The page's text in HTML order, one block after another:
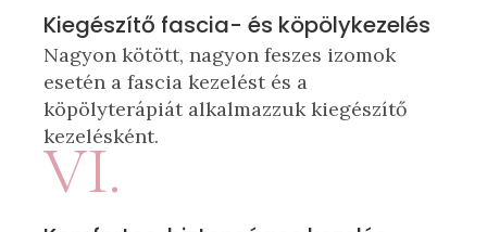
Kiegészítő fascia- és köpölykezelés
Nagyon kötött, nagyon feszes izomok
esetén a fascia kezelést és a
köpölyterápiát alkalmazzuk kiegészítő
kezelésként.
VI.